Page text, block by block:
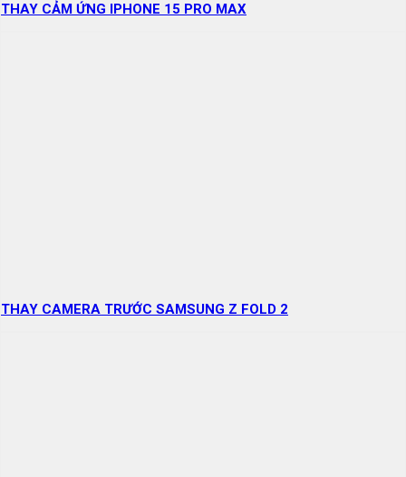
THAY CẢM ỨNG IPHONE 15 PRO MAX
THAY CAMERA TRƯỚC SAMSUNG Z FOLD 2